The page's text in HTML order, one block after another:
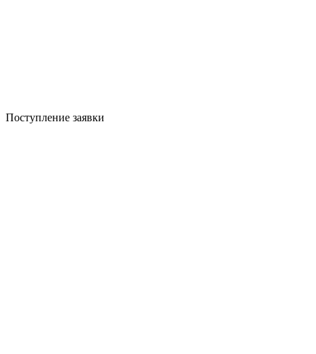
Поступление заявки